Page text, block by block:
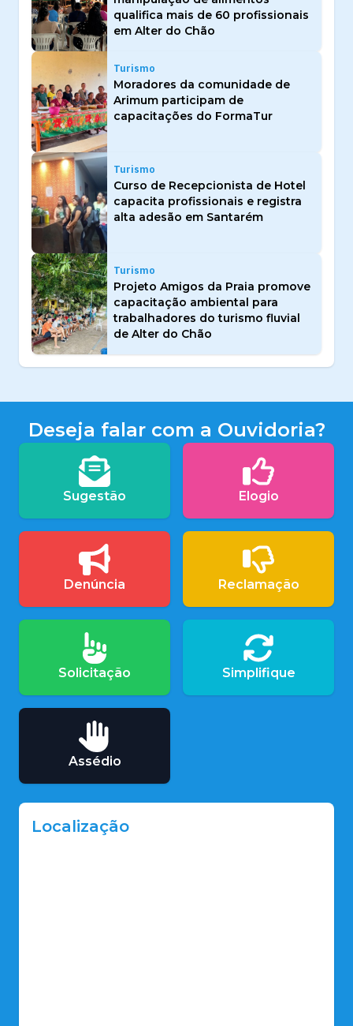
qualifica mais de 60 profissionais
em Alter do Chão
Turismo
Moradores da comunidade de
Arimum participam de
capacitações do FormaTur
Turismo
Curso de Recepcionista de Hotel
capacita profissionais e registra
alta adesão em Santarém
Turismo
Projeto Amigos da Praia promove
capacitação ambiental para
trabalhadores do turismo fluvial
de Alter do Chão
Deseja falar com a Ouvidoria?
Sugestão Elogio
Denúncia Reclamação
Solicitação Simplifique
Assédio
Localização